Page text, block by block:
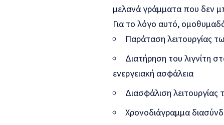
μελανά γράμματα που δεν
Για το λόγο αυτό,
Παράταση λειτουργίας
Διατήρηση του λιγνίτη
ενεργειακή ασφάλεια
Διασφάλιση
Χρονοδιάγραμμα